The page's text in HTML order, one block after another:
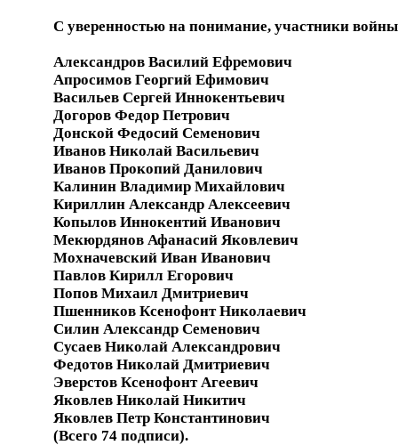
С уверенностью на понимание, участники
Александров Василий Ефремович
Апросимов Георгий Ефимович
Васильев Сергей Иннокентьевич
Догоров Федор Петрович
Донской Федосий Семенович
Иванов Николай Васильевич
Иванов Прокопий Данилович
Калинин Владимир Михайлович
Кириллин Александр Алексеевич
Копылов Иннокентий Иванович
Мекюрдянов Афанасий Яковлевич
Мохначевский Иван Иванович
Павлов Кирилл Егорович
Попов Михаил Дмитриевич
Пшенников Ксенофонт Николаевич
Силин Александр Семенович
Сусаев Николай Александрович
Федотов Николай Дмитриевич
Эверстов Ксенофонт Агеевич
Яковлев Николай Никитич
Яковлев Петр Константинович
(Всего 74 подписи).